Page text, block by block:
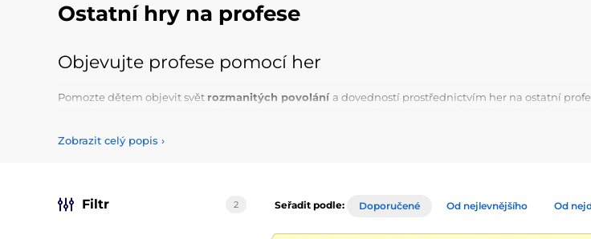
Ostatní hry na profese
Objevujte profese pomocí her
Pomozte dětem objevit svět rozmanitých povolání a dovedností prostřednictvím her na ostatní
Zobrazit celý popis ›
Filtr 2 Seřadit podle: Doporučené Od nejlevnějšího Od